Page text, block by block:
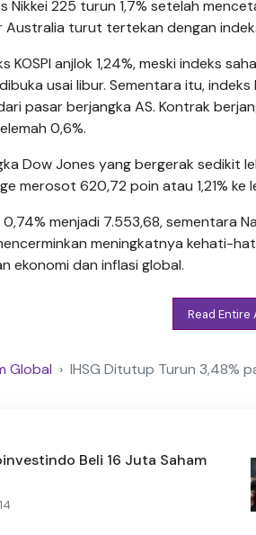
Nikkei 225 turun 1,7% setelah
Australia turut tertekan dengan
KOSPI anjlok 1,24%, meski indeks
usai libur. Sementara itu,
pasar berjangka AS. Kontrak
0,6%.
Dow Jones yang bergerak sedikit
merosot 620,72 poin atau 1,21% ke
menjadi 7.553,68, sementara
meningkatnya kehati-
ekonomi dan inflasi global.
Read Entire
Global IHSG Ditutup Turun 3,48%
Beli 16 Juta Saham
14